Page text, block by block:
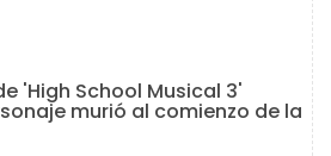
'High School Musical 3'
murió al comienzo de la